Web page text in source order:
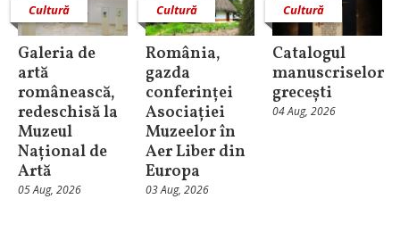
Cultură
Galeria de
artă
românească,
redeschisă la
Muzeul
Național de
Artă
05 Aug, 2026
Cultură
România,
gazda
conferinței
Asociației
Muzeelor în
Aer Liber din
Europa
03 Aug, 2026
Cultură
Catalogul
manuscriselor
grecești
04 Aug, 2026